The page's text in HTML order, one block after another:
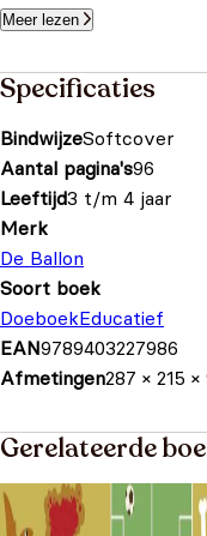
Meer lezen
Specificaties
BindwijzeSoftcover
Aantal pagina's96
Leeftijd3 t/m 4 jaar
Merk
De Ballon
Soort boek
DoeboekEducatief
EAN9789403227986
Afmetingen287 × 215
Gerelateerde